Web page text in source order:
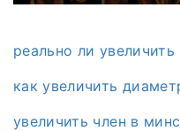
реально ли
как увеличить
увеличить член в